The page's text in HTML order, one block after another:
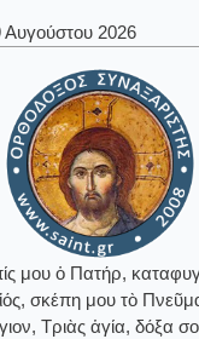
Αυγούστου 2026
μου ὁ Πατήρ,
σκέπη μου τὸ
Τριὰς ἁγία, δόξα